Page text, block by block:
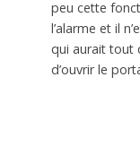
peu cette
l’alarme et il
qui aurait tout
d’ouvrir le